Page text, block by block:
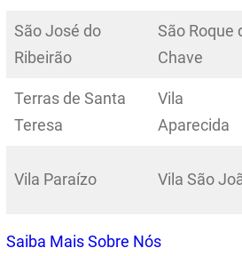
São José do
Ribeirão
São Roque
Chave
Terras de Santa
Teresa
Vila
Aparecida
Vila Paraízo Vila São
Saiba Mais Sobre Nós